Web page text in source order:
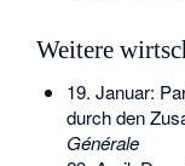
Weitere
19. Januar:
durch den
Générale